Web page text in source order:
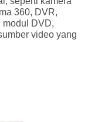
360, DVR,
modul DVD,
video yang